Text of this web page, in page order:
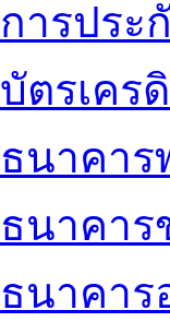
การประ
บัตรเคร
ธนาคา
ธนาคาร
ธนาคาร